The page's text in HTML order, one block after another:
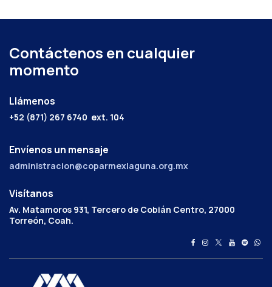
Contáctenos en cualquier
momento
Llámenos
+52 (871) 267 6740 ext. 104
Envíenos un mensaje
administracion@coparmexlaguna.org.mx
Visítanos
Av. Matamoros 931, Tercero de Cobián Centro, 27000
Torreón, Coah.